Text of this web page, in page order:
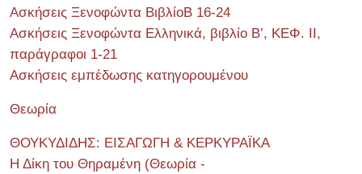
Ασκήσεις Ξενοφώντα ΒιβλίοΒ 16-24
Ασκήσεις Ξενοφώντα Ελληνικά, βιβλίο Β’, ΚΕΦ. II,
παράγραφοι 1-21
Ασκήσεις εμπέδωσης κατηγορουμένου
Θεωρία
ΘΟΥΚΥΔΙΔΗΣ: ΕΙΣΑΓΩΓΗ & ΚΕΡΚΥΡΑΪΚΑ
Η Δίκη του Θηραμένη (Θεωρία -